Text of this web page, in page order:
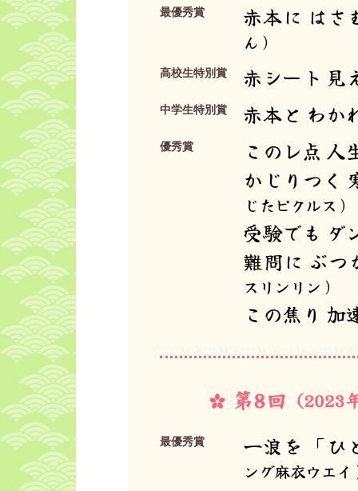
最優秀賞 赤本に はさ
ん）
高校生特別賞 赤シート 見
中学生特別賞 赤本と わか
優秀賞
このレ点 人
かじりつく
じたピクルス）
受験でも ダ
難問に ぶつ
スリンリン）
この焦り 加
最優秀賞 一浪を 「ひ
ング麻衣ウエイ